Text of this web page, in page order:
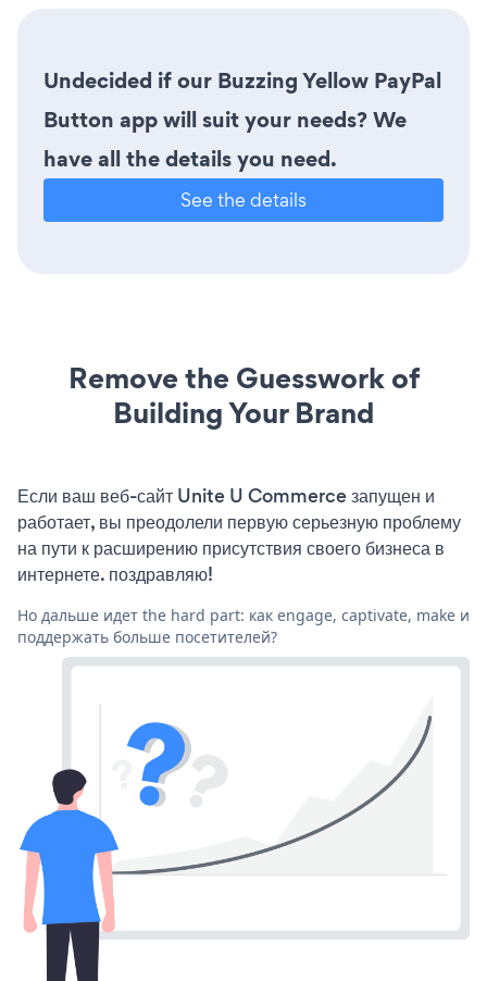
Undecided if our Buzzing Yellow PayPal
Button app will suit your needs? We
have all the details you need.
See the details
Remove the Guesswork of
Building Your Brand
Если ваш веб-сайт Unite U Commerce запущен и
работает, вы преодолели первую серьезную проблему
на пути к расширению присутствия своего бизнеса в
интернете. поздравляю!
Но дальше идет the hard part: как engage, captivate, make и
поддержать больше посетителей?